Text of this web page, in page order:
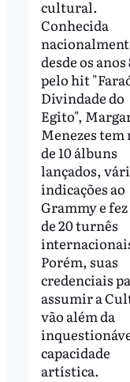
cultural.
Conhecida
desde os anos
pelo hit
Divindade do
Egito",
Menezes tem
de 10 álbuns
lançados,
indicações ao
Grammy e
de 20 turnês
Porém, suas
credenciais
assumir a
vão além da
capacidade
artística.